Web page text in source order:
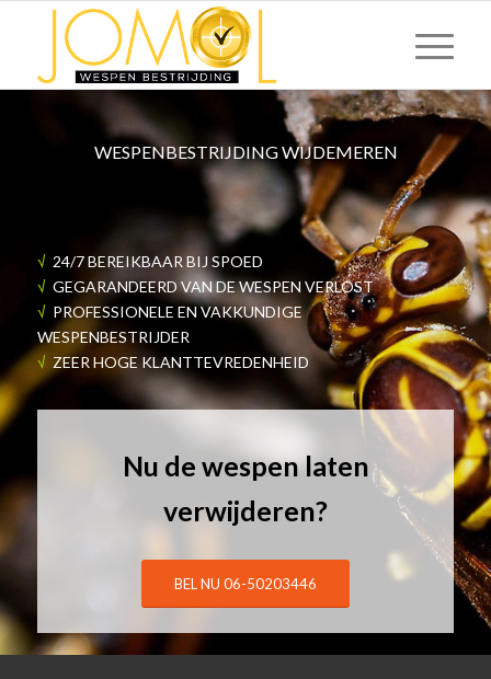
WESPENBESTRIJDING WIJDEMEREN
√ 24/7 BEREIKBAAR BIJ SPOED
√ GEGARANDEERD VAN DE WESPEN VERLOST
√ PROFESSIONELE EN VAKKUNDIGE
WESPENBESTRIJDER
√ ZEER HOGE KLANTTEVREDENHEID
Nu de wespen laten
verwijderen?
BEL NU 06-50203446